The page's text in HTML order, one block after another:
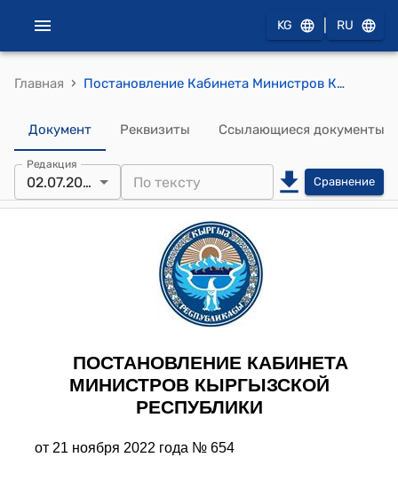
KG RU
Главная › Постановление Кабинета Министров Кыргызской Республики от 21 ноября 2022 года № 654 "О внесении изменений в некоторые решения Правительства Кыргызской Республики по приданию особого статуса государственным высшим учебным заведениям"
Документ Реквизиты Ссылающиеся документы
Редакция
02.07.2025 Сравнение